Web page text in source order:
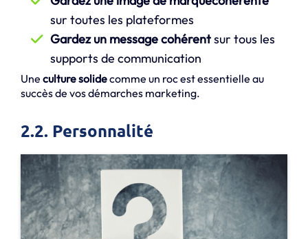
sur toutes les plateformes
Gardez un message cohérentsur tous les
supports de communication
Une culture solidecomme un roc est essentielle au
succès de vos démarches marketing.
2.2. Personnalité